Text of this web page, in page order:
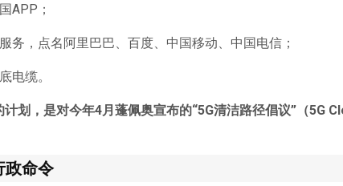
APP；
务，点名阿里巴巴、百度、中国移动、中国电信；
电缆。
划，是对今年4月蓬佩奥宣布的“5G清洁路径倡议”（5G
政命令